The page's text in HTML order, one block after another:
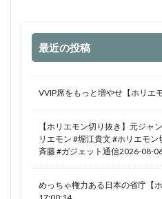
最近の投稿
VVIP席をもっと増やせ【ホリエ
【ホリエモン切り抜き】元ジャ
リエモン #堀江貴文 #ホリエモ
斉藤 #ガジェット通信2026-08-
めっちゃ権力ある日本の省庁【